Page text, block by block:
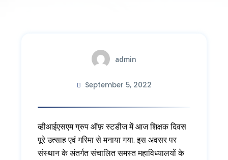
admin
September 5, 2022
व्हीआईएसएम ग्रुप ऑफ़ स्टडीज में आज शिक्षक दिवस
पूरे उत्साह एवं गरिमा से मनाया गया. इस अवसर पर
संस्थान के अंतर्गत संचालित समस्त महाविध्यालयों के